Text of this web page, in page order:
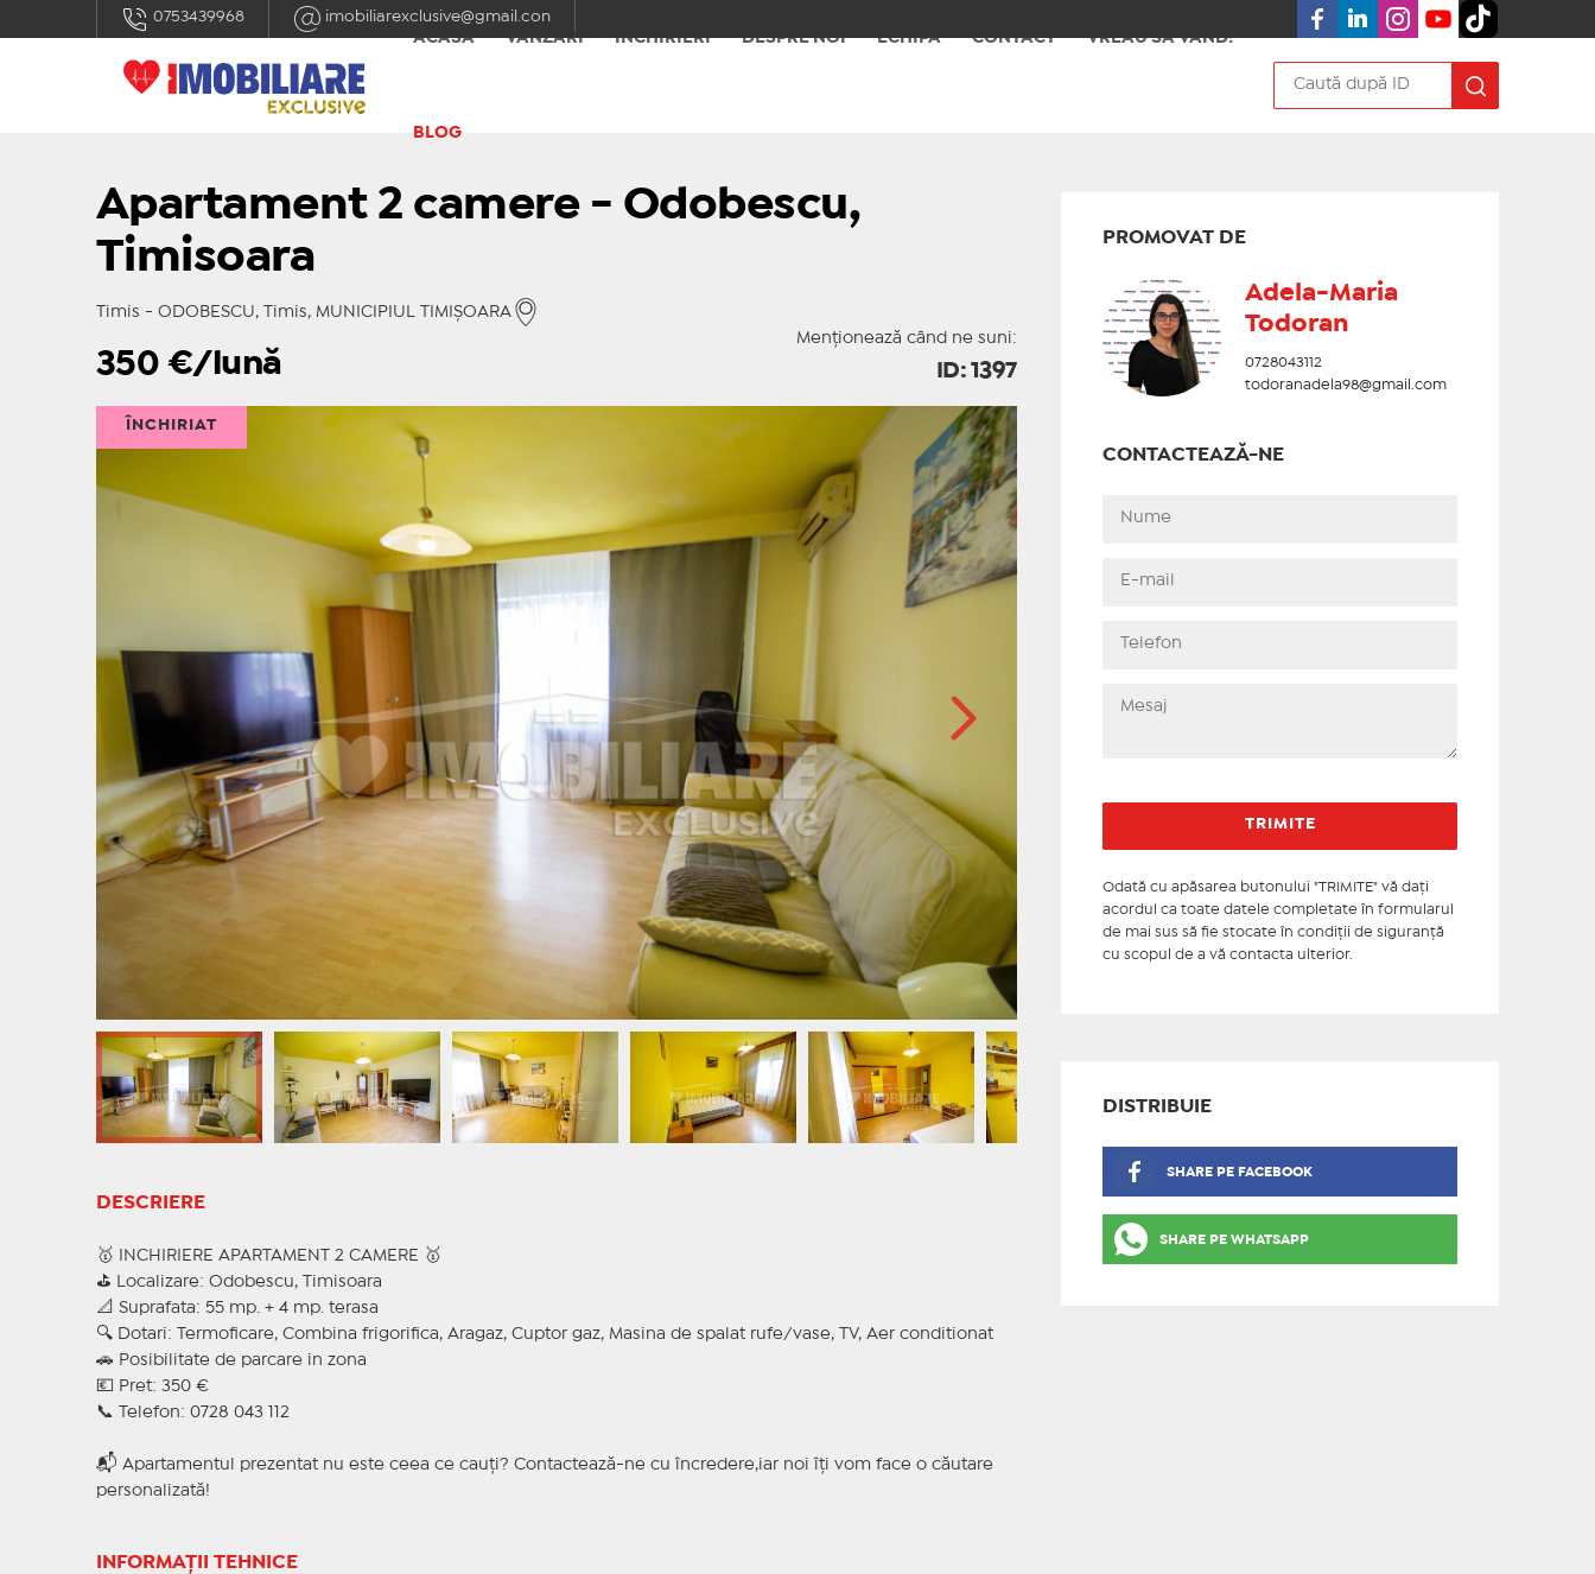
0753439968
imobiliarexclusive@gmail.con
ACASĂ
VÂNZĂRI ÎNCHIRIERI DESPRE NOI ECHIPA CONTACT VREAU SA VÂND!
BLOG
Apartament 2 camere - Odobescu,
Timisoara
Timis - ODOBESCU, Timis, MUNICIPIUL TIMIŞOARA
Menționează când ne suni:
350 €/lună ID: 1397
ÎNCHIRIAT
DESCRIERE
🥇 INCHIRIERE APARTAMENT 2 CAMERE 🥇
⛳ Localizare: Odobescu, Timisoara
📐 Suprafata: 55 mp. + 4 mp. terasa
🔍 Dotari: Termoficare, Combina frigorifica, Aragaz, Cuptor gaz, Masina de spalat rufe/vase, TV, Aer conditionat
🚗 Posibilitate de parcare in zona
💶 Pret: 350 €
📞 Telefon: 0728 043 112
📬 Apartamentul prezentat nu este ceea ce cauți? Contactează-ne cu încredere,iar noi îți vom face o căutare
personalizată!
INFORMAȚII TEHNICE
PROMOVAT DE
Adela-Maria
Todoran
0728043112
todoranadela98@gmail.com
CONTACTEAZĂ-NE
Odată cu apăsarea butonului "TRIMITE" vă daţi
acordul ca toate datele completate în formularul
de mai sus să fie stocate în condiţii de siguranţă
cu scopul de a vă contacta ulterior.
DISTRIBUIE
SHARE PE FACEBOOK
SHARE PE WHATSAPP